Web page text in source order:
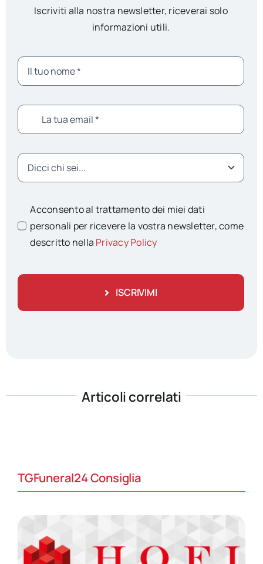
Iscriviti alla nostra newsletter, riceverai solo
informazioni utili.
Acconsento al trattamento dei miei dati
personali per ricevere la vostra newsletter, come
descritto nella Privacy Policy
ISCRIVIMI
Articoli correlati
TGFuneral24 Consiglia